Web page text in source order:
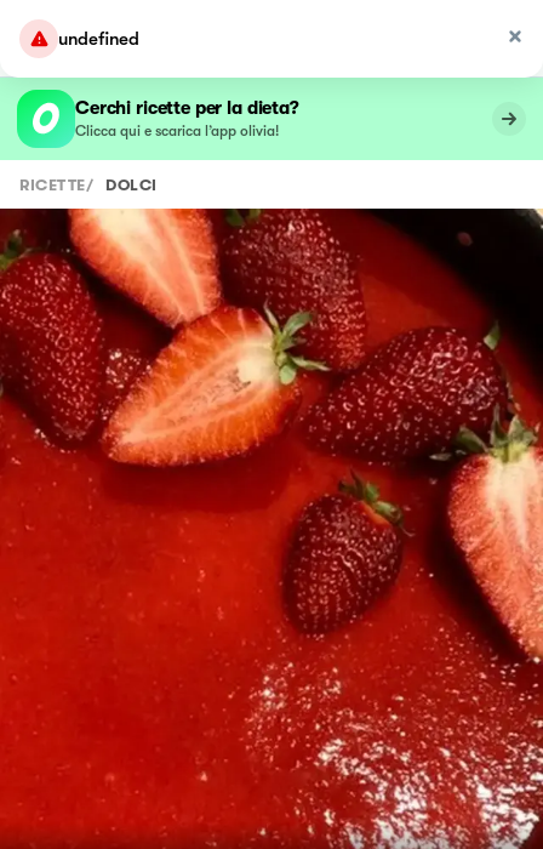
undefined
Cerchi ricette per la dieta?
Clicca qui e scarica l’app olivia!
RICETTE/ DOLCI